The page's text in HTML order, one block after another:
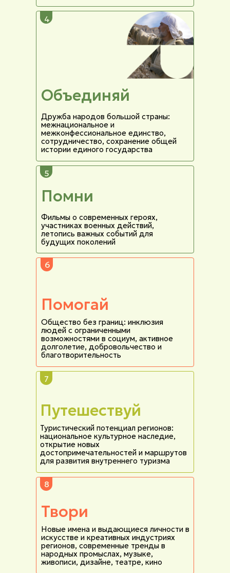
6
Помогай
Общество без границ: инклюзия
людей с ограниченными
возможностями в социум, активное
долголетие, добровольчество и
благотворительность
8
Твори
Новые имена и выдающиеся личности в
искусстве и креативных индустриях
регионов, современные тренды в
народных промыслах, музыке,
живописи, дизайне, театре, кино
5
Помни
Фильмы о современных героях,
участниках военных действий,
летопись важных событий для
будущих поколений
Объединяй
Дружба народов большой страны:
межнациональное и
межконфессиональное единство,
сотрудничество, сохранение общей
истории единого государства
4
7
Путешествуй
Туристический потенциал регионов:
национальное культурное наследие,
открытие новых
достопримечательностей и маршрутов
для развития внутреннего туризма